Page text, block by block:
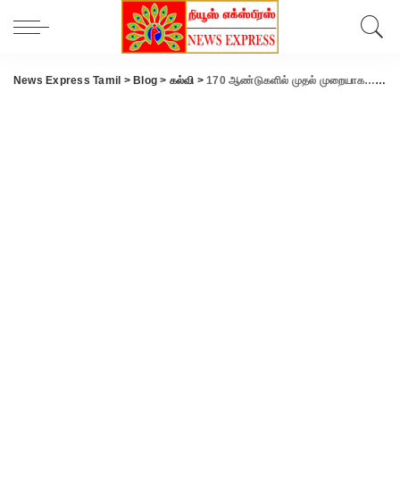
News Express Tamil > Blog > கல்வி >170 ஆண்டுகளில் முதல் முறையாக… கோவை அரசு கலைக்கல்லூரியில் சேர 20 ஆயிரத்திற்கு மேற்பட்ட மாணவர்கள் விண்ணப்பம்.!